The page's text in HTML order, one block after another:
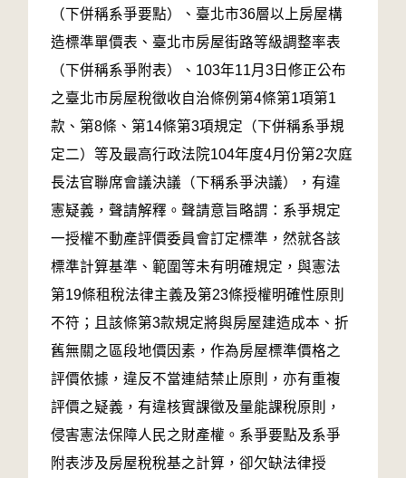
（下併稱系爭要點）、臺北市36層以上房屋構
造標準單價表、臺北市房屋街路等級調整率表
（下併稱系爭附表）、103年11月3日修正公布
之臺北市房屋稅徵收自治條例第4條第1項第1
款、第8條、第14條第3項規定（下併稱系爭規
定二）等及最高行政法院104年度4月份第2次庭
長法官聯席會議決議（下稱系爭決議），有違
憲疑義，聲請解釋。聲請意旨略謂：系爭規定
一授權不動產評價委員會訂定標準，然就各該
標準計算基準、範圍等未有明確規定，與憲法
第19條租稅法律主義及第23條授權明確性原則
不符；且該條第3款規定將與房屋建造成本、折
舊無關之區段地價因素，作為房屋標準價格之
評價依據，違反不當連結禁止原則，亦有重複
評價之疑義，有違核實課徵及量能課稅原則，
侵害憲法保障人民之財產權。系爭要點及系爭
附表涉及房屋稅稅基之計算，卻欠缺法律授